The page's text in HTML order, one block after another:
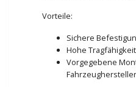
Vorteile:
Sichere
Hohe Tragfähigkeit
Vorgegebene